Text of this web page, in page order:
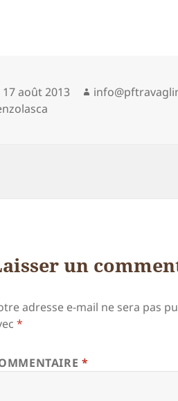
Publié
le
17 août 2013 Auteur
un
adresse e-mail ne sera pas
*
*